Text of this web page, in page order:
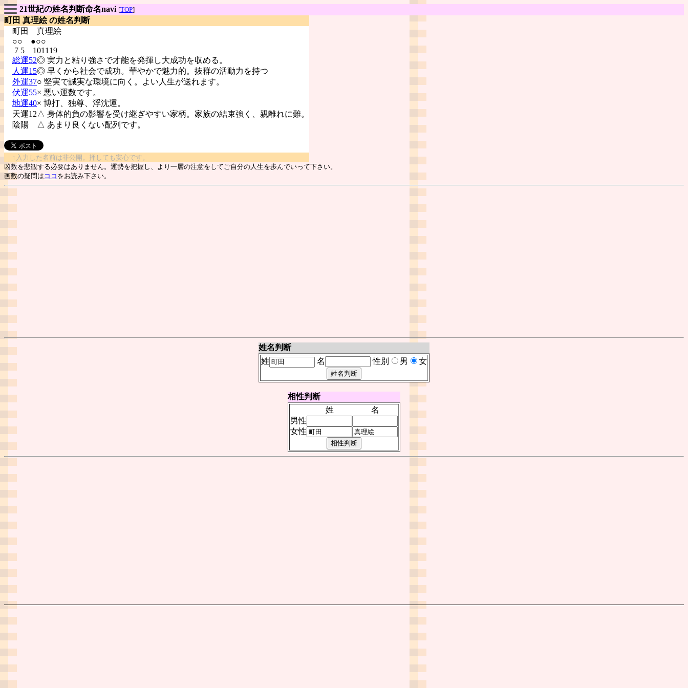
21世紀の姓名判断命名navi [TOP]
町田 真理絵 の姓名判断
町田 真理絵
○○ ●○○
7 5 101119
総運52◎ 実力と粘り強さで才能を発揮し大成功を収める。
人運15◎ 早くから社会で成功。華やかで魅力的。抜群の活動力を持つ
外運37○ 堅実で誠実な環境に向く。よい人生が送れます。
伏運55× 悪い運数です。
地運40× 博打、独尊、浮沈運。
天運12△ 身体的負の影響を受け継ぎやすい家柄。家族の結束強く、親離れに難。
陰陽
△ あまり良くない配列です。
↑入力した名前は非公開。押しても安心です。
凶数を悲観する必要はありません。運勢を把握し、より一層の注意をしてご自分の人生を歩んでいって下さい。
画数の疑問は ココ をお読み下さい。
姓名判断
姓
名 性別 男 女
相性判断
姓
名
男性
女性